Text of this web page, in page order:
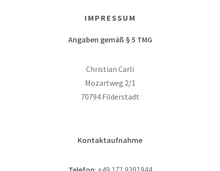
IMPRESSUM
Angaben gemäß § 5 TMG
Christian Carli
Mozartweg 2/1
70794 Filderstadt
Kontaktaufnahme